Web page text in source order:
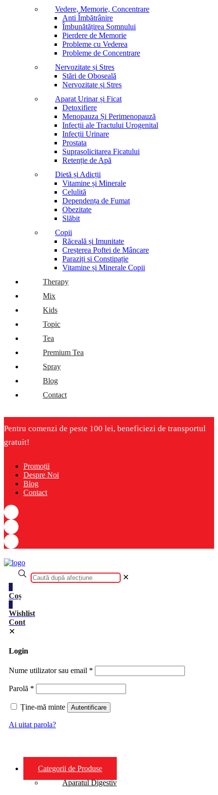
Vedere, Memorie, Concentrare
Anti Îmbătrânire
Îmbunătățirea Somnului
Pierdere de Memorie
Probleme cu Vederea
Probleme de Concentrare
Nervozitate și Stres
Stări de Oboseală
Nervozitate și Stres
Aparat Urinar și Ficat
Detoxifiere
Menopauza Și Perimenopauză
Infecții ale Tractului Urogenital
Infecții Urinare
Prostata
Suprasolicitarea Ficatului
Retenție de Apă
Dietă și Adicții
Vitamine și Minerale
Celulită
Dependența de Fumat
Obezitate
Slăbit
Copii
Răceală și Imunitate
Creșterea Poftei de Mâncare
Paraziți si Constipație
Vitamine și Minerale Copii
Therapy
Mix
Kids
Topic
Tea
Premium Tea
Spray
Blog
Contact
Pentru comenzi de peste 100 lei, beneficiezi de transportul
gratuit!
Promoții
Despre Noi
Blog
Contact
✕
0
Coș
0
Wishlist
Cont
✕
Login
Nume utilizator sau email *
Parolă *
Ține-mă minte Autentificare
Ai uitat parola?
Categorii de Produse
Aparatul Digestiv